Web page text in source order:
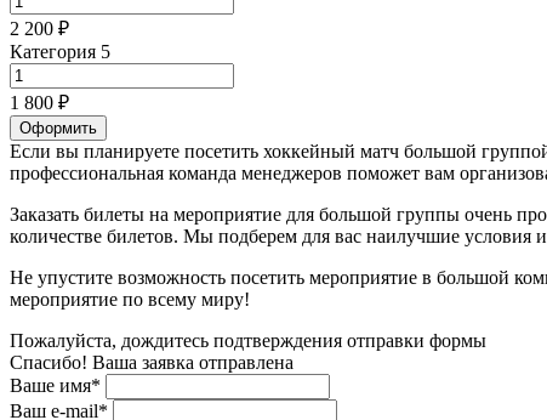
2 200 ₽
Категория 5
1 800 ₽
Оформить
Если вы планируете посетить хоккейный матч большой
профессиональная команда менеджеров поможет вам
Заказать билеты на мероприятие для большой группы очень
количестве билетов. Мы подберем для вас наилучшие
Не упустите возможность посетить мероприятие в большой
мероприятие по всему миру!
Пожалуйста, дождитесь подтверждения отправки формы
Спасибо! Ваша заявка отправлена
Ваше имя*
Ваш e-mail*